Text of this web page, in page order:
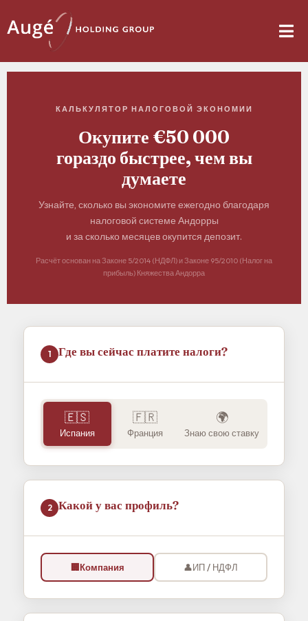
КАЛЬКУЛЯТОР НАЛОГОВОЙ ЭКОНОМИИ
Окупите €50 000
гораздо быстрее, чем вы
думаете
Узнайте, сколько вы экономите ежегодно благодаря
налоговой системе Андорры
и за сколько месяцев окупится депозит.
Расчёт основан на Законе 5/2014 (НДФЛ) и Законе 95/2010 (Налог на
прибыль) Княжества Андорра
1 Где вы сейчас платите налоги?
🇪🇸
Испания
🇫🇷
Франция
🌍
Знаю свою ставку
2 Какой у вас профиль?
Компания 👤ИП / НДФЛ